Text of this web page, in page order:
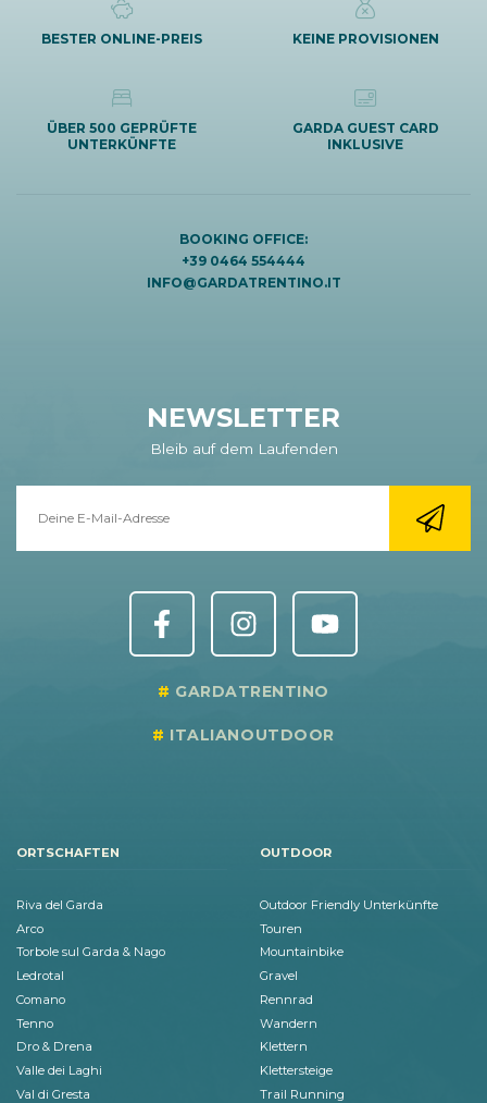
BESTER ONLINE-PREIS KEINE PROVISIONEN
ÜBER 500 GEPRÜFTE
UNTERKÜNFTE
GARDA GUEST CARD
INKLUSIVE
BOOKING OFFICE:
+39 0464 554444
INFO@GARDATRENTINO.IT
NEWSLETTER
Bleib auf dem Laufenden
GARDATRENTINO
ITALIANOUTDOOR
ORTSCHAFTEN
Riva del Garda
Arco
Torbole sul Garda & Nago
Ledrotal
Comano
Tenno
Dro & Drena
Valle dei Laghi
Val di Gresta
OUTDOOR
Outdoor Friendly Unterkünfte
Touren
Mountainbike
Gravel
Rennrad
Wandern
Klettern
Klettersteige
Trail Running